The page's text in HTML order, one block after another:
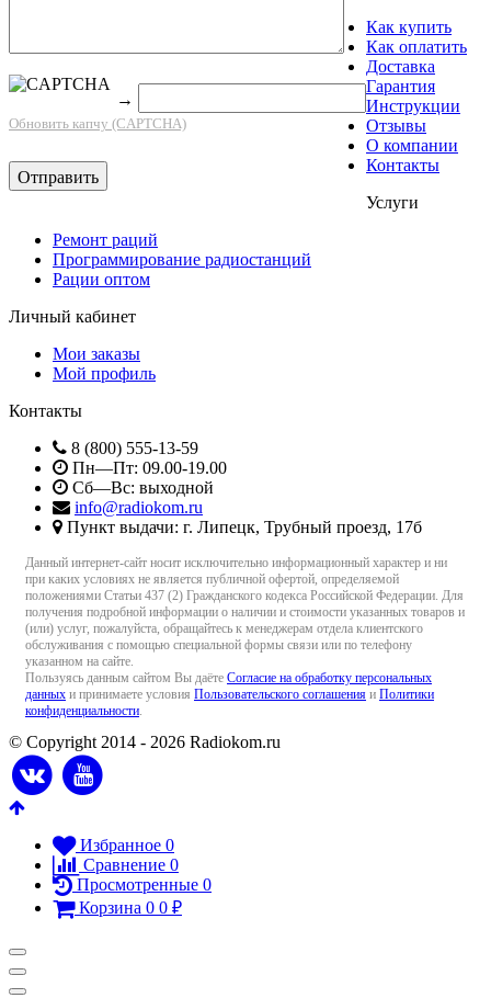
→
Обновить капчу (CAPTCHA)
Как купить
Как оплатить
Доставка
Гарантия
Инструкции
Отзывы
О компании
Контакты
Услуги
Ремонт раций
Программирование радиостанций
Рации оптом
Личный кабинет
Мои заказы
Мой профиль
Контакты
8 (800) 555-13-59
Пн—Пт: 09.00-19.00
Сб—Вс: выходной
info@radiokom.ru
Пункт выдачи: г. Липецк, Трубный проезд, 17б
Данный интернет-сайт носит исключительно информационный характер и ни
при каких условиях не является публичной офертой, определяемой
положениями Статьи 437 (2) Гражданского кодекса Российской Федерации. Для
получения подробной информации о наличии и стоимости указанных товаров и
(или) услуг, пожалуйста, обращайтесь к менеджерам отдела клиентского
обслуживания с помощью специальной формы связи или по телефону
указанном на сайте.
Пользуясь данным сайтом Вы даёте Согласие на обработку персональных
данных и принимаете условия Пользовательского соглашения и Политики
конфиденциальности
© Copyright 2014 - 2026 Radiokom.ru
Избранное 0
Сравнение 0
Просмотренные 0
Корзина 0 0 ₽